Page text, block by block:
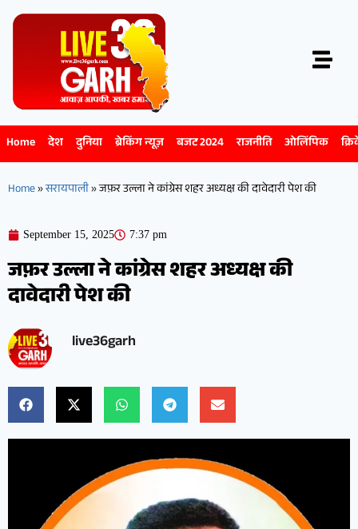
Home देश दुनिया ब्रेकिंग न्यूज़ बजट 2024 राजनीति ओलिंपिक
Home»सरायपाली»जफ़र उल्ला ने कांग्रेस शहर अध्यक्ष की दावेदारी पेश की
September 15, 2025 7:37 pm
जफ़र उल्ला ने कांग्रेस शहर अध्यक्ष की
दावेदारी पेश की
live36garh